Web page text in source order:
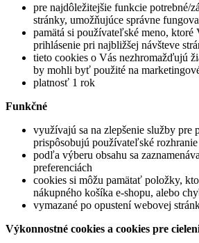
pre najdôležitejšie funkcie potrebné/
stránky, umožňujúce správne
pamätá si používateľské meno, ktoré
prihlásenie pri najbližšej návšteve
tieto cookies o Vás nezhromažďujú
by mohli byť použité na
platnosť 1 rok
Funkčné
využívajú sa na zlepšenie služby pre
prispôsobujú používateľské rozhranie
podľa výberu obsahu sa
preferenciách
cookies si môžu pamätať položky,
nákupného košíka e-shopu, alebo
vymazané po opustení webovej
Výkonnostné cookies a cookies pre